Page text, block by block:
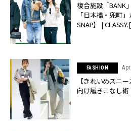
複合施設「BANK
「日本橋・兜町
SNAP】 |
FASHION
【きれいめスニ
向け履きこなし術